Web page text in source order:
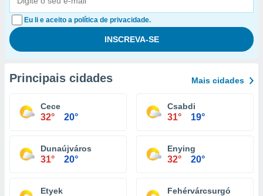
Eu li e aceito a política de privacidade.
Principais cidades Mais cidades
Cece
32° 20°
Csabdi
31° 19°
Dunaújváros
31° 20°
Enying
32° 20°
Etyek Fehérvárcsurgó